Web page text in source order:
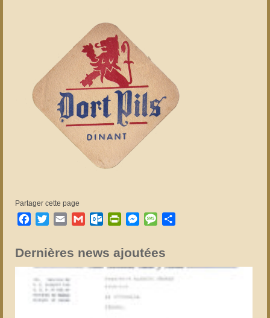
Partager cette page
Facebook
TwitterEmail GmailOutlook.com
PrintFriendly
Messenger
Message
Dernières news ajoutées